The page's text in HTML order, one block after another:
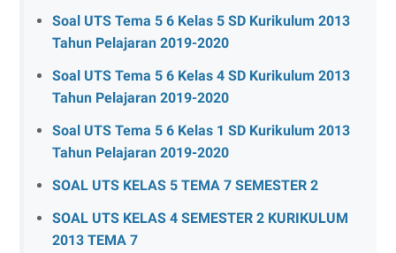
Soal UTS Tema 5 6 Kelas 5 SD Kurikulum 2013
Tahun Pelajaran 2019-2020
Soal UTS Tema 5 6 Kelas 4 SD Kurikulum 2013
Tahun Pelajaran 2019-2020
Soal UTS Tema 5 6 Kelas 1 SD Kurikulum 2013
Tahun Pelajaran 2019-2020
SOAL UTS KELAS 5 TEMA 7 SEMESTER 2
SOAL UTS KELAS 4 SEMESTER 2 KURIKULUM
2013 TEMA 7